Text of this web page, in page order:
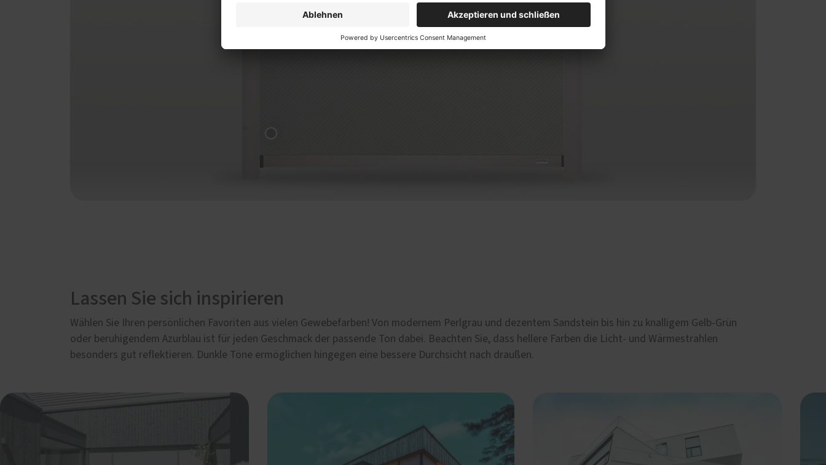
Lassen Sie sich inspirieren
Wählen Sie Ihren persönlichen Favoriten aus vielen Gewebefarben! Von modernem Perlgrau und dezentem Sandstein bis hin zu knalligem Gelb-Grün
oder beruhigendem Azurblau ist für jeden Geschmack der passende Ton dabei. Beachten Sie, dass hellere Farben die Licht- und Wärmestrahlen
besonders gut reflektieren. Dunkle Töne ermöglichen hingegen eine bessere Durchsicht nach draußen.